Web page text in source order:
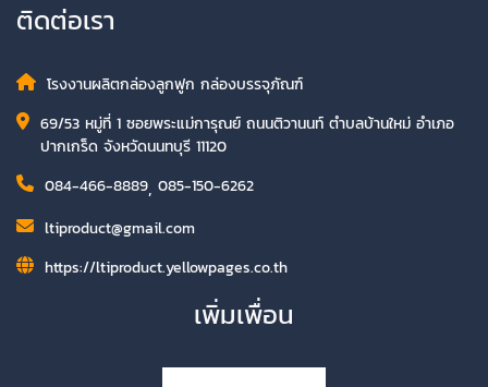
ติดต่อเรา
โรงงานผลิตกล่องลูกฟูก กล่องบรรจุภัณฑ์
69/53 หมู่ที่ 1 ซอยพระแม่การุณย์ ถนนติวานนท์ ตำบลบ้านใหม่ อำเภอ
ปากเกร็ด จังหวัดนนทบุรี 11120
084-466-8889, 085-150-6262
ltiproduct@gmail.com
https://ltiproduct.yellowpages.co.th
เพิ่มเพื่อน